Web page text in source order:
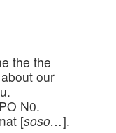
the the
our
N0.
[soso…].